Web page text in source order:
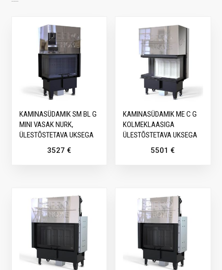
KAMINASÜDAMIK SM BL G
MINI VASAK NURK,
ÜLESTÕSTETAVA UKSEGA
3527 €
KAMINASÜDAMIK ME C G
KOLMEKLAASIGA
ÜLESTÕSTETAVA UKSEGA
5501€